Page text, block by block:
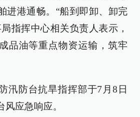
进港通畅。“船到即卸、卸完
指挥中心相关负责人表示，
品油等重点物资运输，筑牢
汛防台抗旱指挥部于7月8日
应急响应。